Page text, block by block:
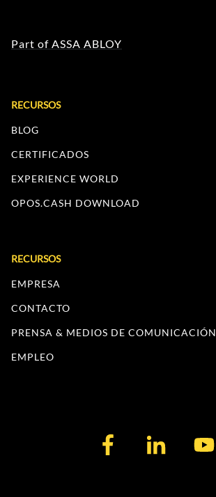
Part of ASSA ABLOY
RECURSOS
BLOG
CERTIFICADOS
EXPERIENCE WORLD
OPOS.CASH DOWNLOAD
RECURSOS
EMPRESA
CONTACTO
PRENSA & MEDIOS DE COMUNICACIÓN
EMPLEO